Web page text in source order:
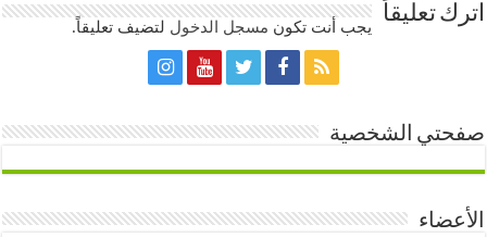
اترك تعليقاً يجب أنت تكون مسجل الدخول لتضيف تعليقاً.
صفحتي الشخصية
الأعضاء